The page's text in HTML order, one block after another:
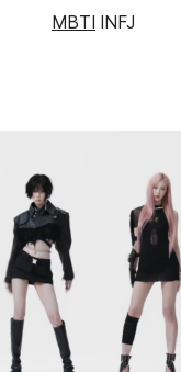
MBTI INFJ